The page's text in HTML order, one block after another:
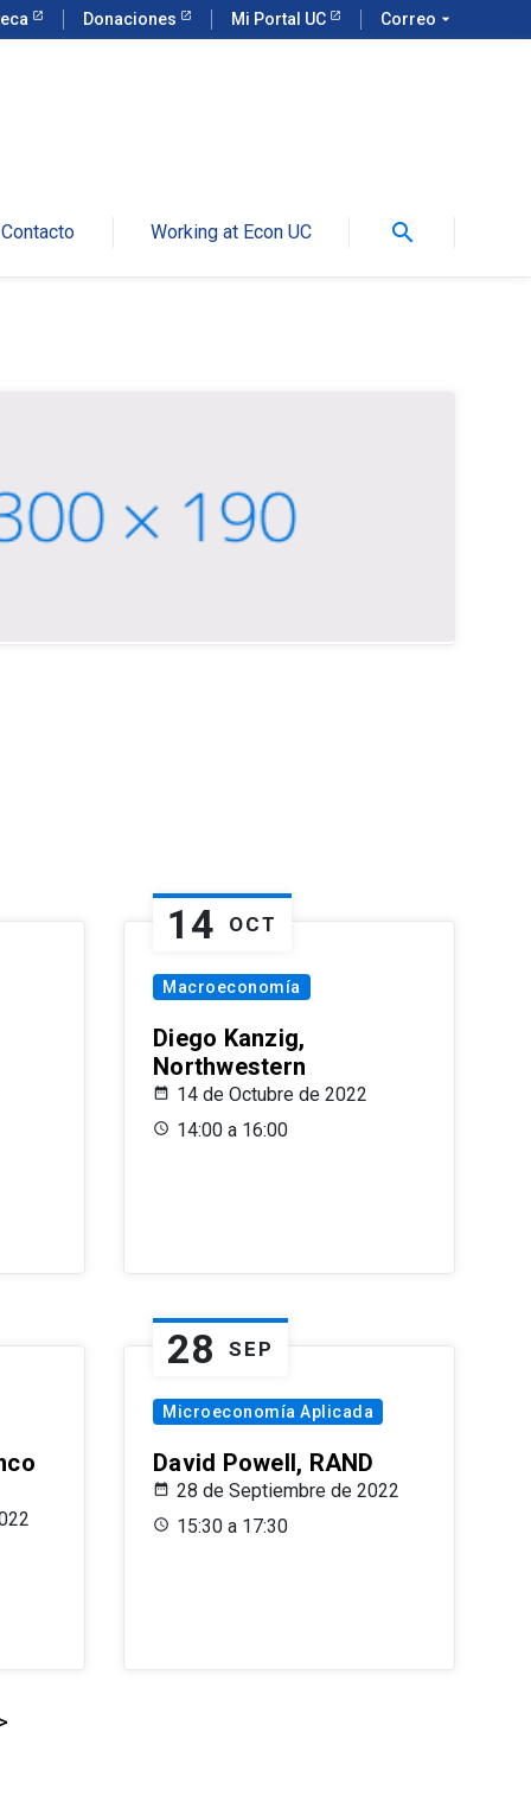
Donaciones Mi Portal UC Correo arrow_drop_down
Contacto Working at Econ UC search
14 OCT
Macroeconomía
Diego Kanzig,
Northwestern
14 de Octubre de 2022
14:00 a 16:00
28 SEP
Microeconomía Aplicada
David Powell, RAND
28 de Septiembre de 2022
15:30 a 17:30